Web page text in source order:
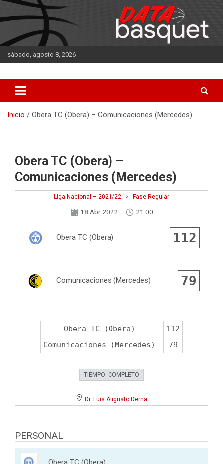
Saltar
al
contenido
sábado, agosto 8, 2026
DATA Basquet
Inicio Obera TC (Obera) – Comunicaciones (Mercedes)
Obera TC (Obera) –
Comunicaciones (Mercedes)
Liga Nacional – 2021/22 > Fase Regular
18 Abr 2022 21:00
Obera TC (Obera) 112
Comunicaciones (Mercedes) 79
Obera TC (Obera)
112
Comunicaciones (Mercedes)
79
TIEMPO COMPLETO
Dr. Luis Augusto Derna
PERSONAL
Obera TC (Obera)